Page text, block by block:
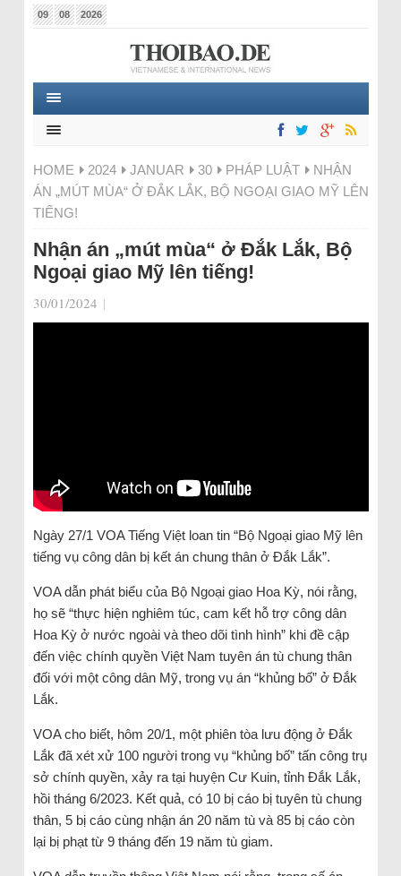
09 08 2026
HOME 2024 JANUAR 30 PHÁP LUẬT
NHẬN
ÁN „MÚT MÙA“ Ở ĐẮK LẮK, BỘ NGOẠI GIAO MỸ LÊN
TIẾNG!
Nhận án „mút mùa“ ở Đắk Lắk, Bộ
Ngoại giao Mỹ lên tiếng!
30/01/2024 |
Ngày 27/1 VOA Tiếng Việt loan tin “Bộ Ngoại giao Mỹ lên
tiếng vụ công dân bị kết án chung thân ở Đắk Lắk”.
VOA dẫn phát biểu của Bộ Ngoại giao Hoa Kỳ, nói rằng,
họ sẽ “thực hiện nghiêm túc, cam kết hỗ trợ công dân
Hoa Kỳ ở nước ngoài và theo dõi tình hình” khi đề cập
đến việc chính quyền Việt Nam tuyên án tù chung thân
đối với một công dân Mỹ, trong vụ án “khủng bố” ở Đắk
Lắk.
VOA cho biết, hôm 20/1, một phiên tòa lưu động ở Đắk
Lắk đã xét xử 100 người trong vụ “khủng bố” tấn công trụ
sở chính quyền, xảy ra tại huyện Cư Kuin, tỉnh Đắk Lắk,
hồi tháng 6/2023. Kết quả, có 10 bị cáo bị tuyên tù chung
thân, 5 bị cáo cùng nhận án 20 năm tù và 85 bị cáo còn
lại bị phạt từ 9 tháng đến 19 năm tù giam.